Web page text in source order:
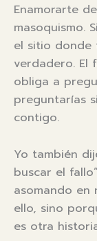
Enamorarte
masoquismo.
el sitio donde
verdadero. El
obliga a
preguntarías
contigo.
Yo también
buscar el
asomando en
ello, sino
es otra